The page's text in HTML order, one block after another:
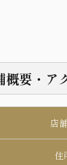
概要・ア
店
住